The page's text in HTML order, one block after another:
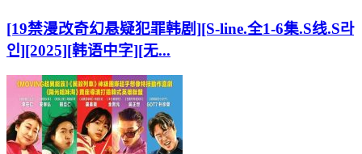
[19禁漫改奇幻悬疑犯罪韩剧][S-line.全1-6集.S线.S라
인][2025][韩语中字][无...